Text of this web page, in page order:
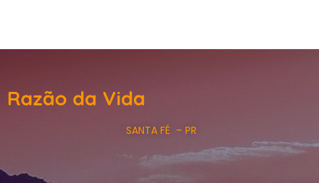
Razão da Vida
SANTA FÉ – PR